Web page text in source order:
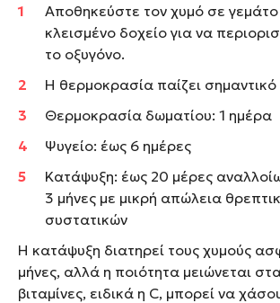
Αποθηκεύστε τον χυμό σε
κλεισμένο δοχείο για να
το οξυγόνο.
Η θερμοκρασία παίζει
Θερμοκρασία δωματίου: 1 ημέρα
Ψυγείο: έως 6 ημέρες
Κατάψυξη: έως 20 μέρες
3 μήνες με μικρή απώλεια
συστατικών
Η κατάψυξη διατηρεί τους χυμούς
μήνες, αλλά η ποιότητα μειώνεται
βιταμίνες, ειδικά η C, μπορεί να